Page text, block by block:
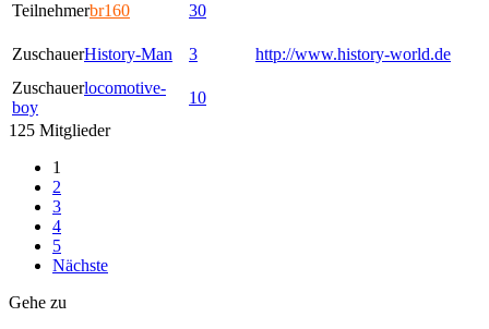
Teilnehmerbr160 30
ZuschauerHistory-Man 3
http://www.history-world.de
Zuschauerlocomotive-
boy
10
125 Mitglieder
1
2
3
4
5
Nächste
Gehe zu